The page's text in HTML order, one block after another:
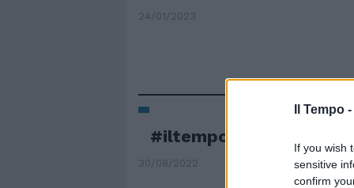
Il Tempo -
If you wish
sensitive
confirm
24/01/2023
#iltempodioshø
30/08/2022